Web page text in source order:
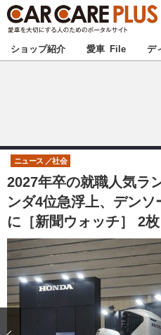
★カーケアプラス認定★ 厳
甲信越
東海
中国
九州
注目の記事
ショップレポート
ショップ紹介 愛車 File デ
2027年卒の就職人気ラ
ンダ4位急浮上、デン
に［新聞ウォッチ］ 2
ニュース 社会